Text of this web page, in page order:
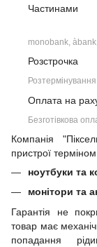
Частинами
monobank,
Розстрочка
Оплата на
Безготівкова
Компанія
пристрої
ноутбуки та
монітори та
Гарантія не
товар має
попадання